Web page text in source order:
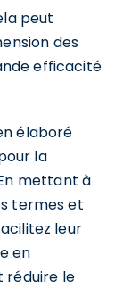
peut
des
efficacité
élaboré
la
mettant à
termes et
leur
en
réduire le